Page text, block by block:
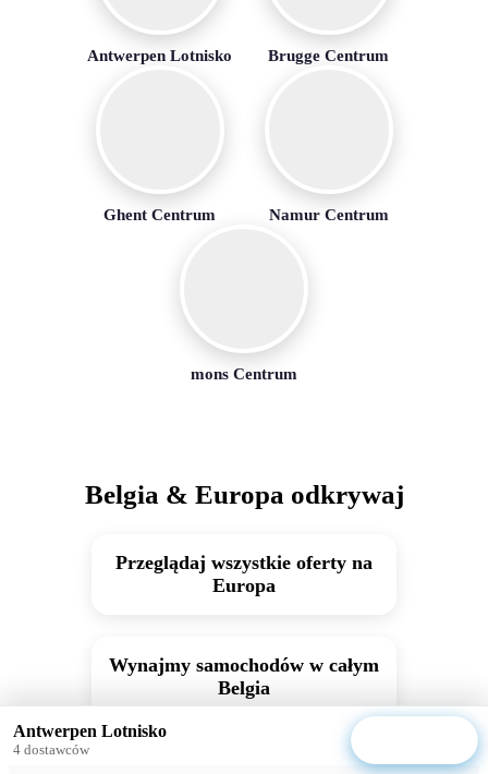
Antwerpen Lotnisko Brugge Centrum
Ghent Centrum Namur Centrum
mons Centrum
Belgia & Europa odkrywaj
Przeglądaj wszystkie oferty na
Europa
Wynajmy samochodów w całym
Belgia
Antwerpen Lotnisko
4 dostawców